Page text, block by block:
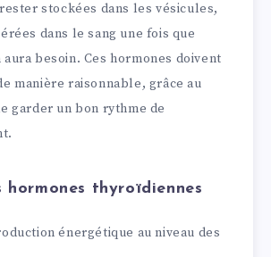
stockées dans les vésicules,
dans le sang une fois que
aura besoin. Ces hormones doivent
manière raisonnable, grâce au
garder un bon rythme de
hormones thyroïdiennes
énergétique au niveau des